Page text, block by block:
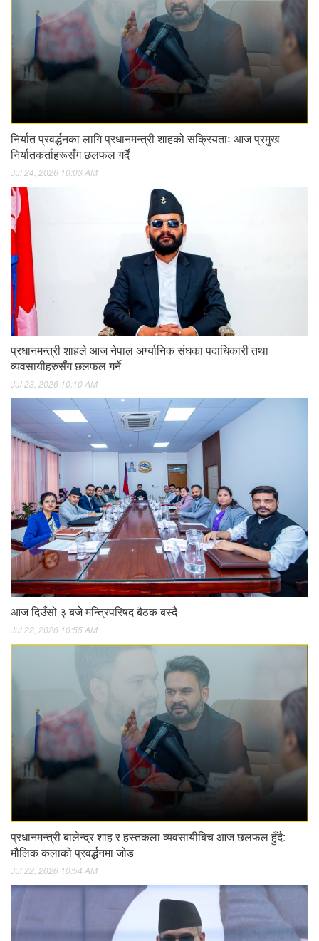
निर्यात प्रवर्द्धनका लागि प्रधानमन्त्री शाहको सक्रियताः आज प्रमुख
निर्यातकर्ताहरूसँग छलफल गर्दै
Jul 24, 2026 10:03 AM
प्रधानमन्त्री शाहले आज नेपाल अर्ग्यानिक संघका पदाधिकारी तथा
व्यवसायीहरुसँग छलफल गर्ने
Jul 23, 2026 10:10 AM
आज दिउँसो ३ बजे मन्त्रिपरिषद बैठक बस्दै
Jul 22, 2026 10:55 AM
प्रधानमन्त्री बालेन्द्र शाह र हस्तकला व्यवसायीबिच आज छलफल हुँदै:
मौलिक कलाको प्रवर्द्धनमा जोड
Jul 22, 2026 10:54 AM